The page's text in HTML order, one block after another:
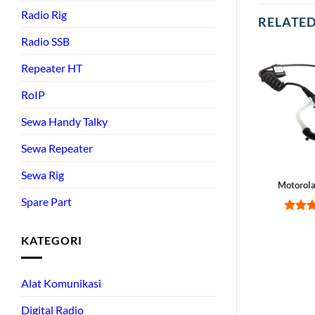
Radio Rig
Radio SSB
Repeater HT
RoIP
Sewa Handy Talky
Sewa Repeater
Sewa Rig
Spare Part
KATEGORI
Alat Komunikasi
Digital Radio